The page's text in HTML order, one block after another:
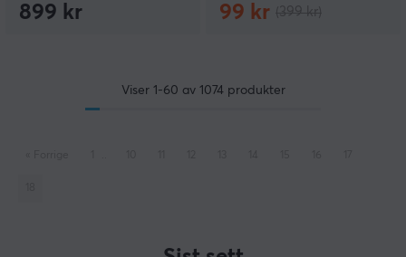
899 kr 99 kr
Viser 1-60 av 1074produkter